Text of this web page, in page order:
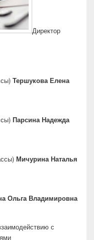
Директор
Тершукова Елена
Парсина Надежда
Мичурина Наталья
Ольга Владимировна
с